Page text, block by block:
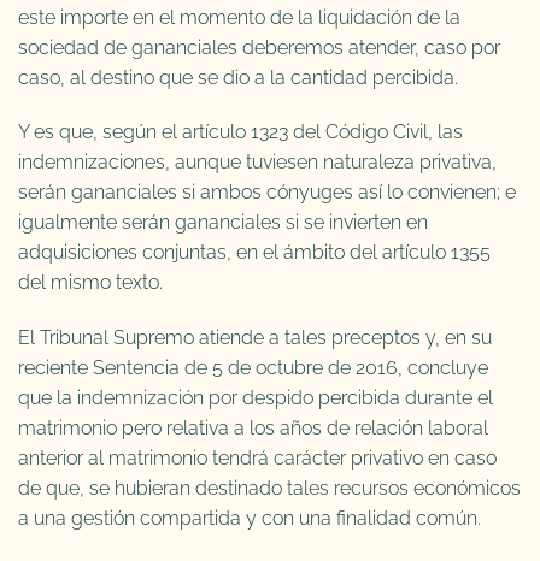
este importe en el momento de la liquidación de la
sociedad de gananciales deberemos atender, caso por
caso, al destino que se dio a la cantidad percibida.
Y es que, según el artículo 1323 del Código Civil, las
indemnizaciones, aunque tuviesen naturaleza privativa,
serán gananciales si ambos cónyuges así lo convienen; e
igualmente serán gananciales si se invierten en
adquisiciones conjuntas, en el ámbito del artículo 1355
del mismo texto.
El Tribunal Supremo atiende a tales preceptos y, en su
reciente Sentencia de 5 de octubre de 2016, concluye
que la indemnización por despido percibida durante el
matrimonio pero relativa a los años de relación laboral
anterior al matrimonio tendrá carácter privativo en caso
de que, se hubieran destinado tales recursos económicos
a una gestión compartida y con una finalidad común.